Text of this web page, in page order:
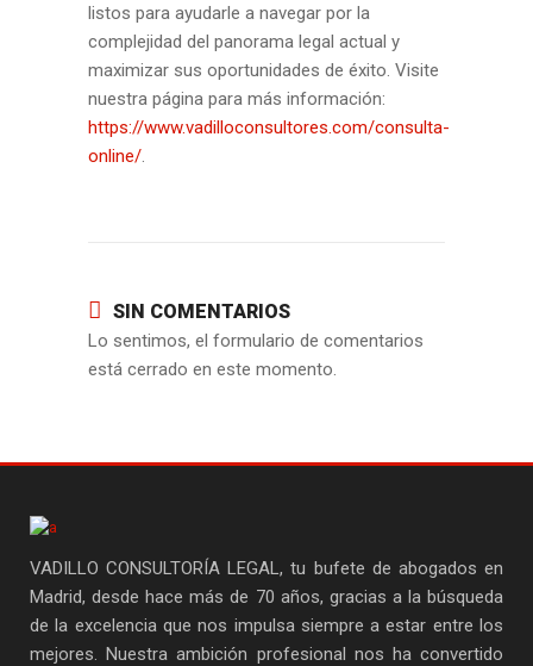
listos para ayudarle a navegar por la
complejidad del panorama legal actual y
maximizar sus oportunidades de éxito. Visite
nuestra página para más información:
https://www.vadilloconsultores.com/consulta-
online/.
SIN COMENTARIOS
Lo sentimos, el formulario de comentarios
está cerrado en este momento.
VADILLO CONSULTORÍA LEGAL, tu bufete de abogados en
Madrid, desde hace más de 70 años, gracias a la búsqueda
de la excelencia que nos impulsa siempre a estar entre los
mejores. Nuestra ambición profesional nos ha convertido